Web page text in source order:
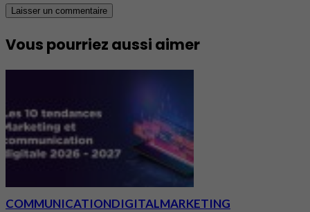
Vous pourriez aussi aimer
COMMUNICATIONDIGITALMARKETING